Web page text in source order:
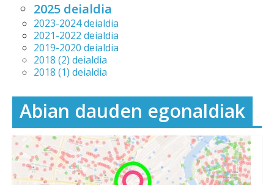
2025 deialdia
2023-2024 deialdia
2021-2022 deialdia
2019-2020 deialdia
2018 (2) deialdia
2018 (1) deialdia
Abian dauden egonaldiak